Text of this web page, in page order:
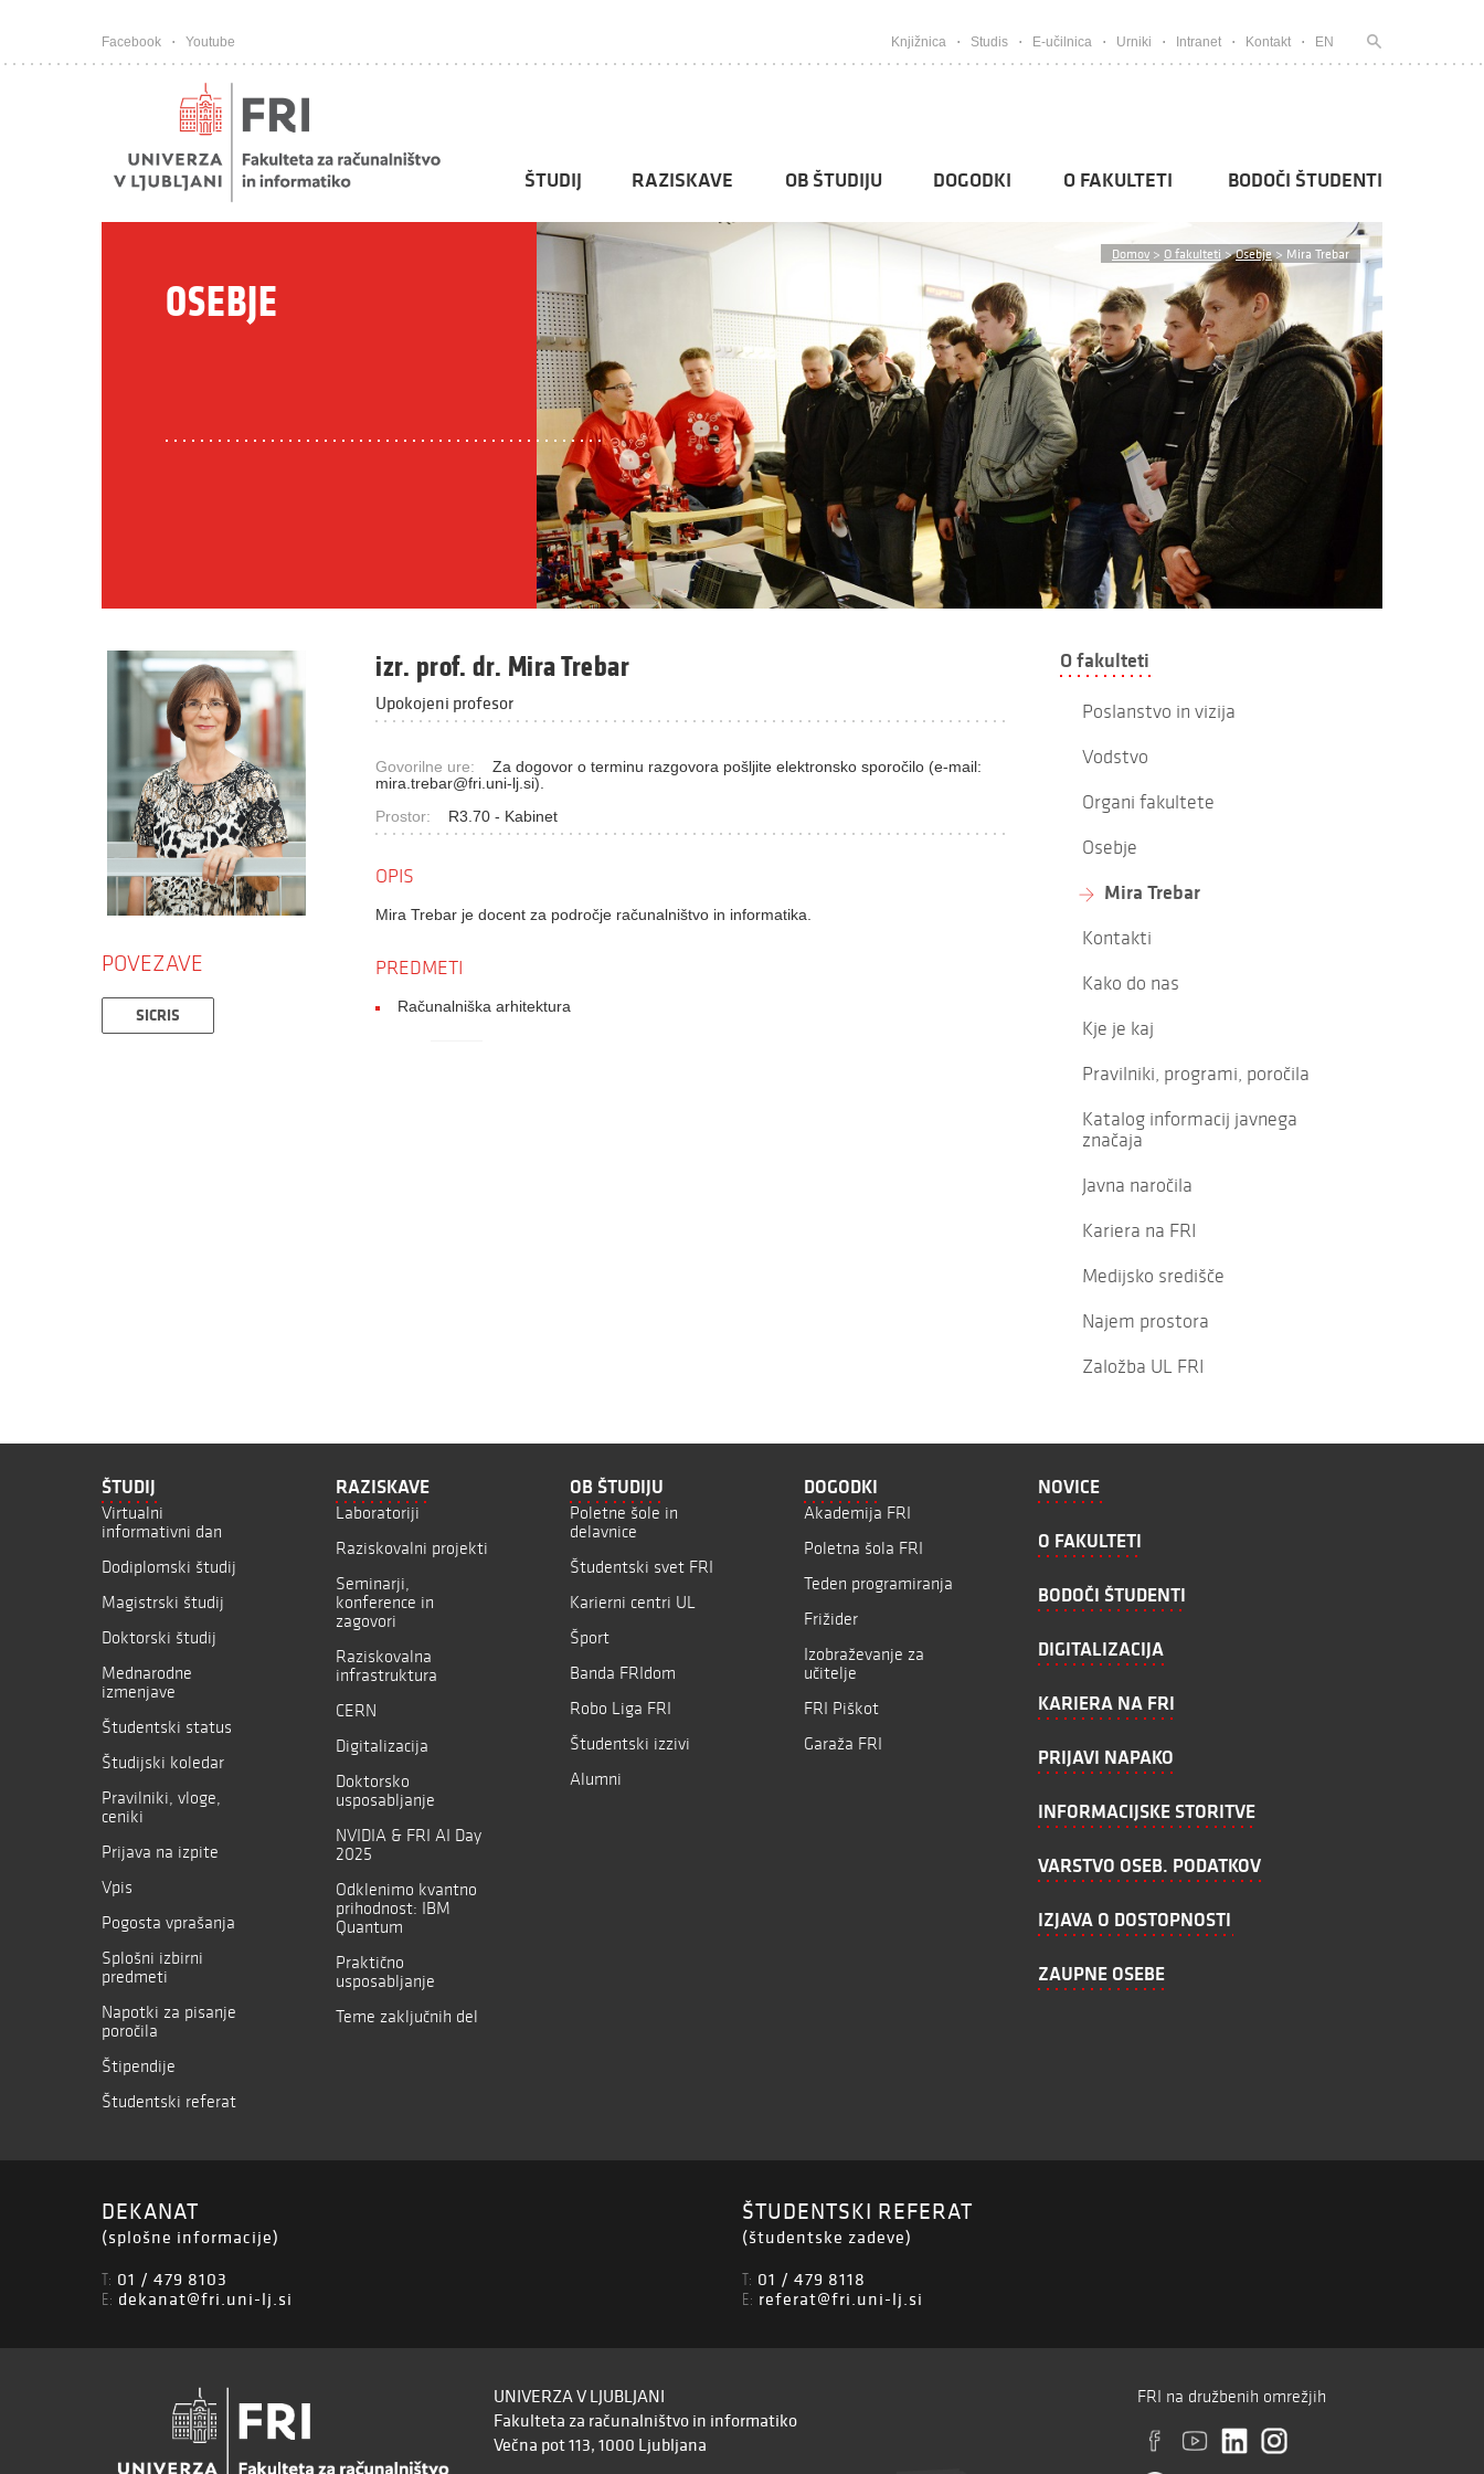
Facebook Youtube Knjižnica Studis E-učilnica Urniki Intranet Kontakt EN
ŠTUDIJ RAZISKAVE OB ŠTUDIJU DOGODKI O FAKULTETI BODOČI ŠTUDENTI
Domov > O fakulteti > Osebje > Mira Trebar
OSEBJE
POVEZAVE
SICRIS
izr. prof. dr. Mira Trebar
Upokojeni profesor
Govorilne ure:
Za dogovor o terminu razgovora pošljite elektronsko sporočilo (e-mail:
mira.trebar@fri.uni-lj.si).
Prostor:
R3.70 - Kabinet
OPIS
Mira Trebar je docent za področje računalništvo in informatika.
PREDMETI
Računalniška arhitektura
O fakulteti
Poslanstvo in vizija
Vodstvo
Organi fakultete
Osebje
Mira Trebar
Kontakti
Kako do nas
Kje je kaj
Pravilniki, programi, poročila
Katalog informacij javnega
značaja
Javna naročila
Kariera na FRI
Medijsko središče
Najem prostora
Založba UL FRI
ŠTUDIJ
Virtualni
informativni dan
Dodiplomski študij
Magistrski študij
Doktorski študij
Mednarodne
izmenjave
Študentski status
Študijski koledar
Pravilniki, vloge,
ceniki
Prijava na izpite
Vpis
Pogosta vprašanja
Splošni izbirni
predmeti
Napotki za pisanje
poročila
Štipendije
Študentski referat
RAZISKAVE
Laboratoriji
Raziskovalni projekti
Seminarji,
konference in
zagovori
Raziskovalna
infrastruktura
CERN
Digitalizacija
Doktorsko
usposabljanje
NVIDIA & FRI AI Day
2025
Odklenimo kvantno
prihodnost: IBM
Quantum
Praktično
usposabljanje
Teme zaključnih del
OB ŠTUDIJU
Poletne šole in
delavnice
Študentski svet FRI
Karierni centri UL
Šport
Banda FRIdom
Robo Liga FRI
Študentski izzivi
Alumni
DOGODKI
Akademija FRI
Poletna šola FRI
Teden programiranja
Frižider
Izobraževanje za
učitelje
FRI Piškot
Garaža FRI
NOVICE
O FAKULTETI
BODOČI ŠTUDENTI
DIGITALIZACIJA
KARIERA NA FRI
PRIJAVI NAPAKO
INFORMACIJSKE STORITVE
VARSTVO OSEB. PODATKOV
IZJAVA O DOSTOPNOSTI
ZAUPNE OSEBE
DEKANAT
(splošne informacije)
T: 01 / 479 8103
E: dekanat@fri.uni-lj.si
ŠTUDENTSKI REFERAT
(študentske zadeve)
T: 01 / 479 8118
E: referat@fri.uni-lj.si
UNIVERZA V LJUBLJANI
Fakulteta za računalništvo in informatiko
Večna pot 113, 1000 Ljubljana
FRI na družbenih omrežjih